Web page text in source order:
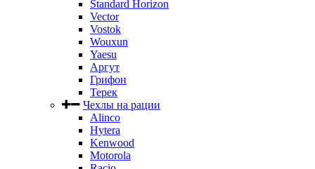
Standard Horizon
Vector
Vostok
Wouxun
Yaesu
Аргут
Грифон
Терек
Чехлы на рации
Alinco
Hytera
Kenwood
Motorola